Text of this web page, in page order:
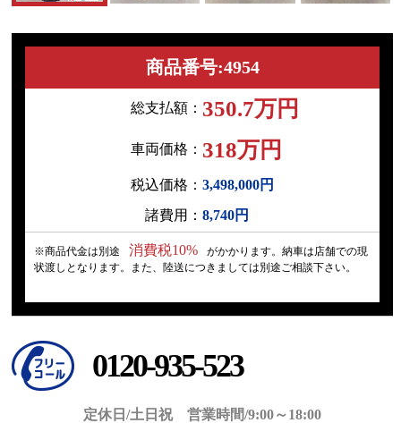
0120-935-523
定休日/土日祝 営業時間/9:00～18:00
商品番号:4954
総支払額： 350.7万円
車両価格： 318万円
税込価格：3,498,000円
諸費用：8,740円
※商品代金は別途 消費税10%
がかかります。納車は店舗での現
状渡しとなります。また、陸送につきましては別途ご相談下さい。